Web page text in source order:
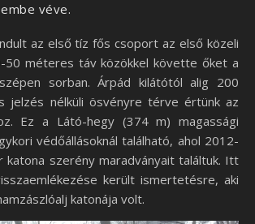
véve.
az első tíz fős csoport az első közeli
50 méteres táv közökkel követte őket a
sorban. Árpád kilátótól alig 200
jelzés nélküli ösvényre térve értünk az
Ez a Látó-hegy (374 m) magassági
védőállásoknál található, ahol 2012-
katona szerény maradványait találtuk. Itt
került ismertetésre, aki
katonája volt.